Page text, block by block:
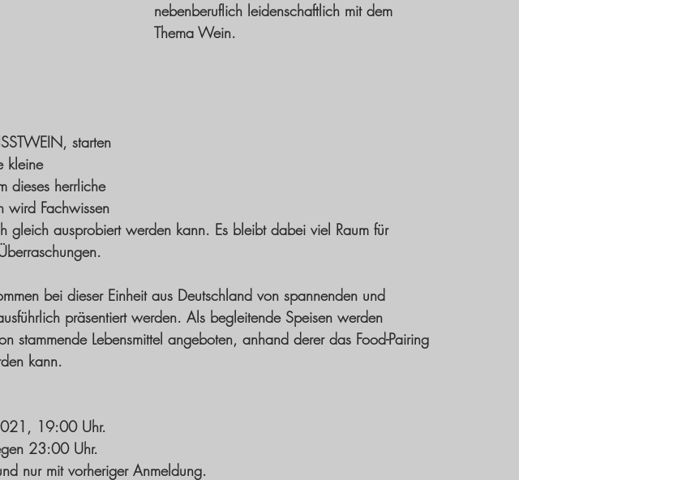
nebenberuflich leidenschaftlich mit dem
Thema Wein.
starten
kleine
dieses herrliche
wird Fachwissen
gleich ausprobiert werden kann. Es bleibt dabei viel Raum für
bei dieser Einheit aus Deutschland von spannenden und
präsentiert werden. Als begleitende Speisen werden
stammende Lebensmittel angeboten, anhand derer das Food-Pairing
kann.
19:00 Uhr.
23:00 Uhr.
nur mit vorheriger Anmeldung.